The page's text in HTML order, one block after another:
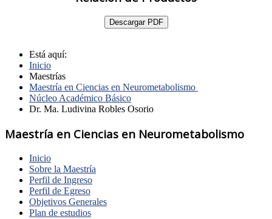
Descargar PDF
Está aquí:
Inicio
Maestrías
Maestría en Ciencias en Neurometabolismo
Núcleo Académico Básico
Dr. Ma. Ludivina Robles Osorio
Maestría en Ciencias en Neurometabolismo
Inicio
Sobre la Maestría
Perfil de Ingreso
Perfil de Egreso
Objetivos Generales
Plan de estudios